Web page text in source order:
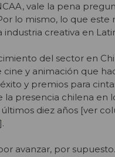
vale la pena
lo mismo, lo que este
industria creativa en
del sector en
y animación que
y premios para
la presencia chilena en
diez años [ver
].
avanzar, por